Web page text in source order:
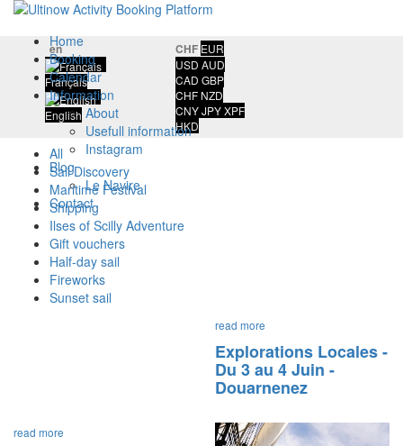
en
Français
English
CHF EUR
USD AUD
CAD GBP
CHF NZD
CNYJPYXPF
HKD
Home
Booking
Calendar
Information
About
Usefull information
Instagram
Blog
Le Navire
Contact
All
Sail Discovery
Maritime Festival
Shipping
Ilses of Scilly Adventure
Gift vouchers
Half-day sail
Fireworks
Sunset sail
read more
Explorations Locales -
Du 3 au 4 Juin -
Douarnenez
read more